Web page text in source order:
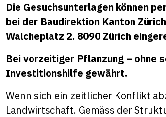
Die Gesuchsunterlagen können
bei der Baudirektion Kanton
Walcheplatz 2. 8090 Zürich
Bei vorzeitiger Pflanzung – ohne
Investitionshilfe gewährt.
Wenn sich ein zeitlicher Konflikt
Landwirtschaft. Gemäss der